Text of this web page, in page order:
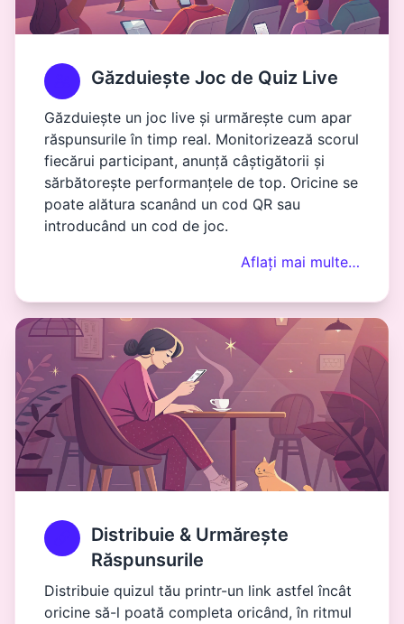
Găzduiește Joc de Quiz Live
Găzduiește un joc live și urmărește cum apar
răspunsurile în timp real. Monitorizează scorul
fiecărui participant, anunță câștigătorii și
sărbătorește performanțele de top. Oricine se
poate alătura scanând un cod QR sau
introducând un cod de joc.
Aflați mai multe…
Distribuie & Urmărește
Răspunsurile
Distribuie quizul tău printr-un link astfel încât
oricine să-l poată completa oricând, în ritmul